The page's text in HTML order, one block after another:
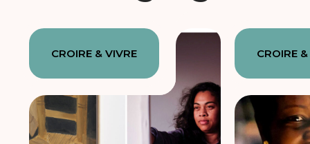
CROIRE & VIVRE CROIRE